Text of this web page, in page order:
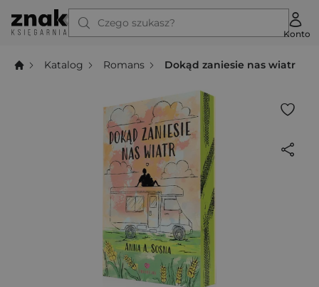
Czego szukasz?
Konto
Katalog Romans Dokąd zaniesie nas wiatr